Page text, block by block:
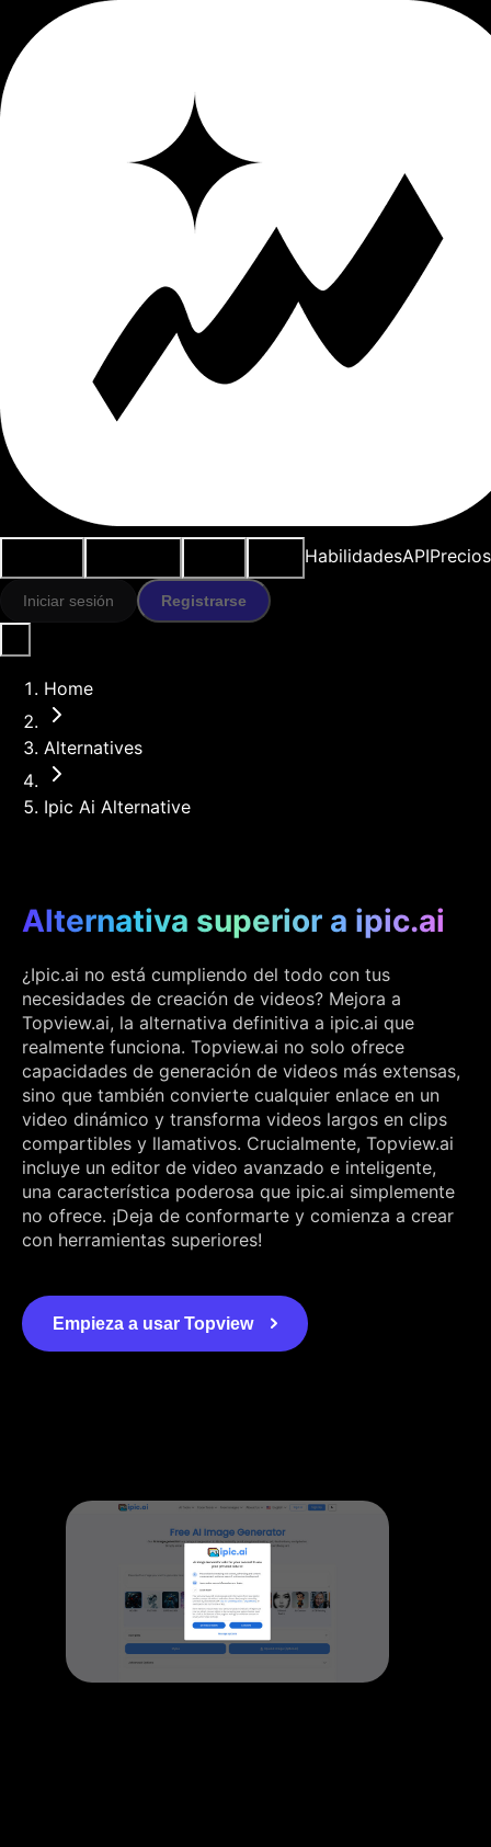
HabilidadesAPIPrecios
Iniciar sesión Registrarse
Home
Alternatives
Ipic Ai Alternative
Alternativa superior a ipic.ai
¿Ipic.ai no está cumpliendo del todo con tus
necesidades de creación de videos? Mejora a
Topview.ai, la alternativa definitiva a ipic.ai que
realmente funciona. Topview.ai no solo ofrece
capacidades de generación de videos más extensas,
sino que también convierte cualquier enlace en un
video dinámico y transforma videos largos en clips
compartibles y llamativos. Crucialmente, Topview.ai
incluye un editor de video avanzado e inteligente,
una característica poderosa que ipic.ai simplemente
no ofrece. ¡Deja de conformarte y comienza a crear
con herramientas superiores!
Empieza a usar Topview